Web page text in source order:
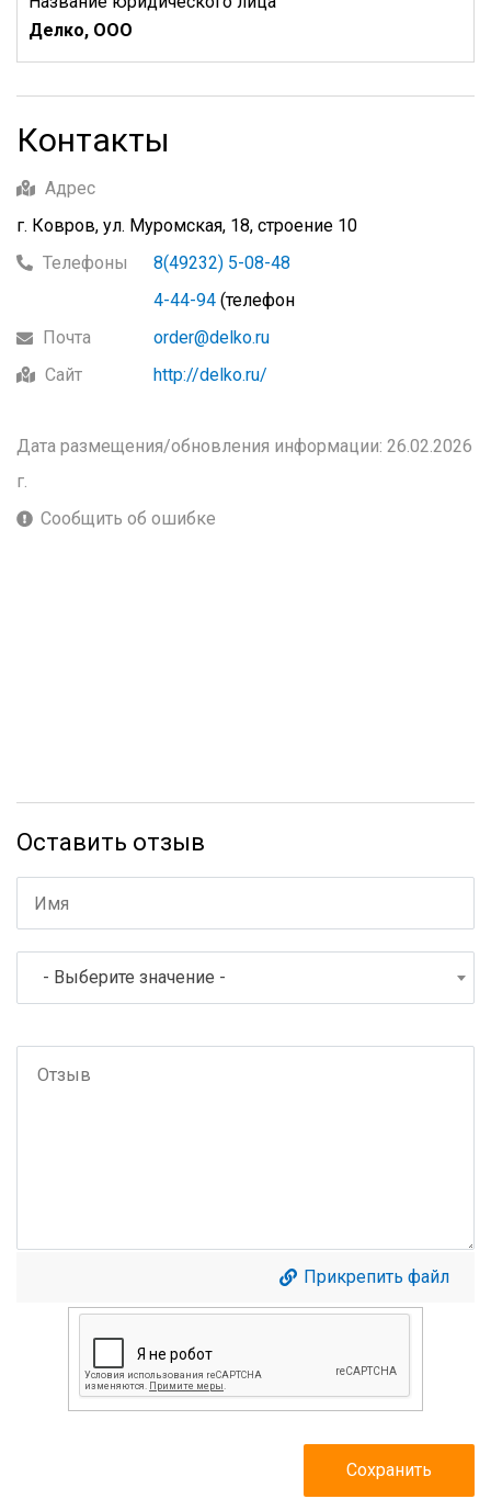
Делко, ООО
Контакты
Адрес
г. Ковров, ул. Муромская, 18, строение 10
Телефоны
8(49232) 5-08-48
4-44-94 (телефон
Почта
order@delko.ru
Сайт
http://delko.ru/
Дата размещения/обновления информации: 26.02.2026
г.
Сообщить об ошибке
Оставить отзыв
- Выберите значение -
Прикрепить файл